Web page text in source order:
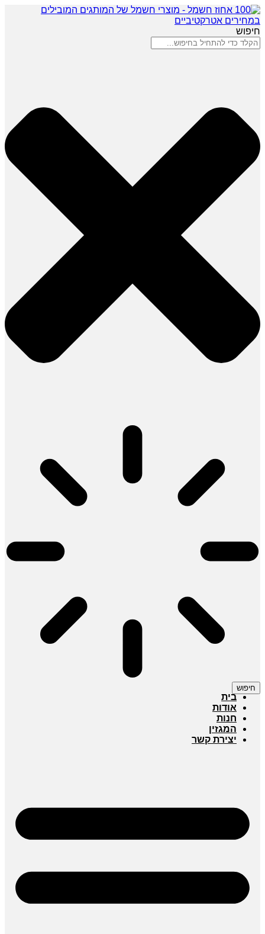
חיפוש
חיפוש
בית
אודות
חנות
המגזין
יצירת קשר